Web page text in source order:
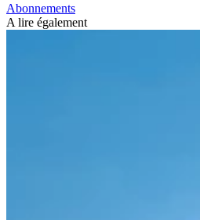
Abonnements
A lire également